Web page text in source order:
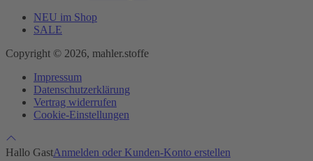
NEU im Shop
SALE
Copyright © 2026, mahler.stoffe
Impressum
Datenschutzerklärung
Vertrag widerrufen
Cookie-Einstellungen
Hallo GastAnmelden oder Kunden-Konto erstellen